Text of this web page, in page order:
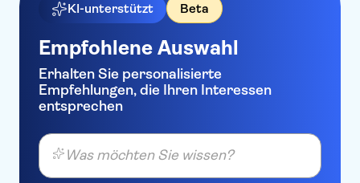
KI-unterstützt Beta
Empfohlene Auswahl
Erhalten Sie personalisierte
Empfehlungen, die Ihren Interessen
entsprechen
Was möchten Sie wissen?